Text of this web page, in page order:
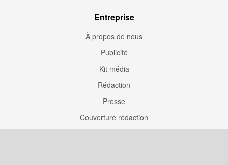
Entreprise
À propos de nous
Publicité
Kit média
Rédaction
Presse
Couverture rédaction